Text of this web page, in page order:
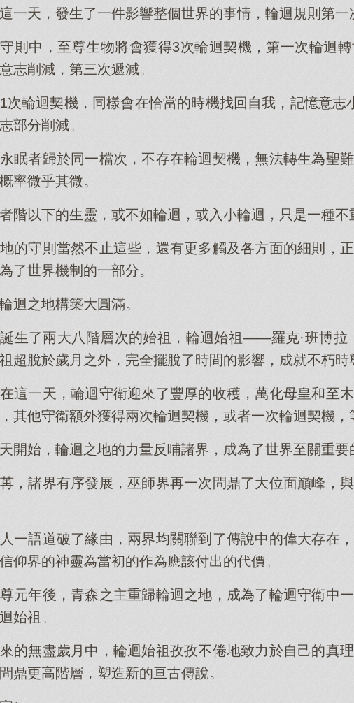
一天，發生了一件影響整個世界的事情，輪迴規則第一
則中，至尊生物將會獲得3次輪迴契機，第一次輪迴
志削減，第三次遞減。
次輪迴契機，同樣會在恰當的時機找回自我，記憶意志
部分削減。
眠者歸於同一檔次，不存在輪迴契機，無法轉生為聖
率微乎其微。
階以下的生靈，或不如輪迴，或入小輪迴，只是一種不
的守則當然不止這些，還有更多觸及各方面的細則，
了世界機制的一部分。
迴之地構築大圓滿。
生了兩大八階層次的始祖，輪迴始祖——羅克·班博
超脫於歲月之外，完全擺脫了時間的影響，成就不朽時
這一天，輪迴守衛迎來了豐厚的收穫，萬化母皇和至
其他守衛額外獲得兩次輪迴契機，或者一次輪迴契機，
開始，輪迴之地的力量反哺諸界，成為了世界至關重要
，諸界有序發展，巫師界再一次問鼎了大位面巔峰，
一語道破了緣由，兩界均關聯到了傳說中的偉大存在
仰界的神靈為當初的作為應該付出的代價。
元年後，青森之主重歸輪迴之地，成為了輪迴守衛中
始祖。
的無盡歲月中，輪迴始祖孜孜不倦地致力於自己的真
鼎更高階層，塑造新的亘古傳說。